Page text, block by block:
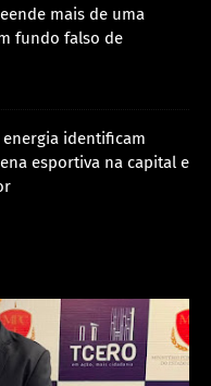
mais de uma
fundo falso de
identificam
esportiva na capital e